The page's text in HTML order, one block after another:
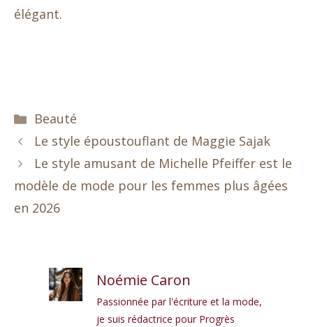
élégant.
Catégories
Beauté
Le style époustouflant de Maggie Sajak
Le style amusant de Michelle Pfeiffer est le
modèle de mode pour les femmes plus âgées
en 2026
Noémie Caron
Passionnée par l'écriture et la mode,
je suis rédactrice pour Progrès